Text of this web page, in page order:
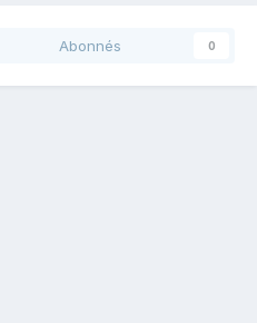
Abonnés 0